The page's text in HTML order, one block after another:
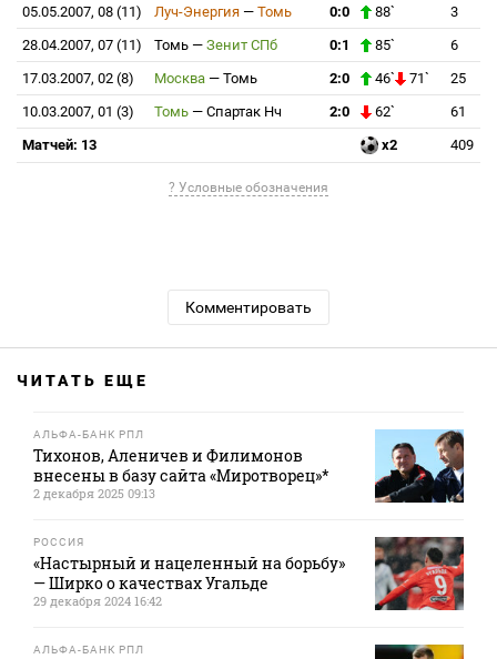
05.05.2007, 08 (11)
Луч-Энергия — Томь 0:0 88`
3
28.04.2007, 07 (11)
Томь — Зенит СПб 0:1 85`
6
17.03.2007, 02 (8)
Москва — Томь 2:0 46` 71`
25
10.03.2007, 01 (3)
Томь — Спартак Нч 2:0 62`
61
Матчей: 13
x2 409
? Условные обозначения
Комментировать
ЧИТАТЬ ЕЩЕ
АЛЬФА-БАНК РПЛ
Тихонов, Аленичев и Филимонов
внесены в базу сайта «Миротворец»*
2 декабря 2025 09:13
РОССИЯ
«Настырный и нацеленный на борьбу»
— Ширко о качествах Угальде
29 декабря 2024 16:42
АЛЬФА-БАНК РПЛ